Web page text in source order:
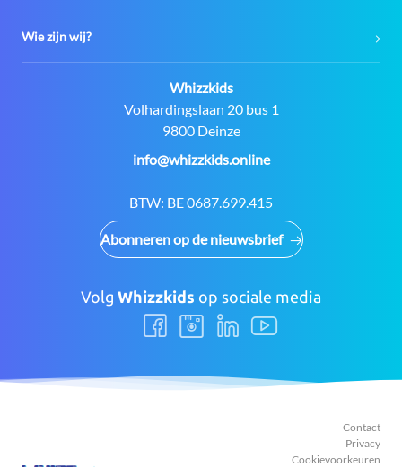
Wie zijn wij?
Contact:
Whizzkids
Adres:
Volhardingslaan 20 bus 1
9800 Deinze
E-
info@whizzkids.online
BTW: BE 0687.699.415
Abonneren op de nieuwsbrief
Volg Whizzkids op sociale media
Volg
ons
Volg
ons
Volg
ons
Volg
ons
Contact
Privacy
Cookievoorkeuren